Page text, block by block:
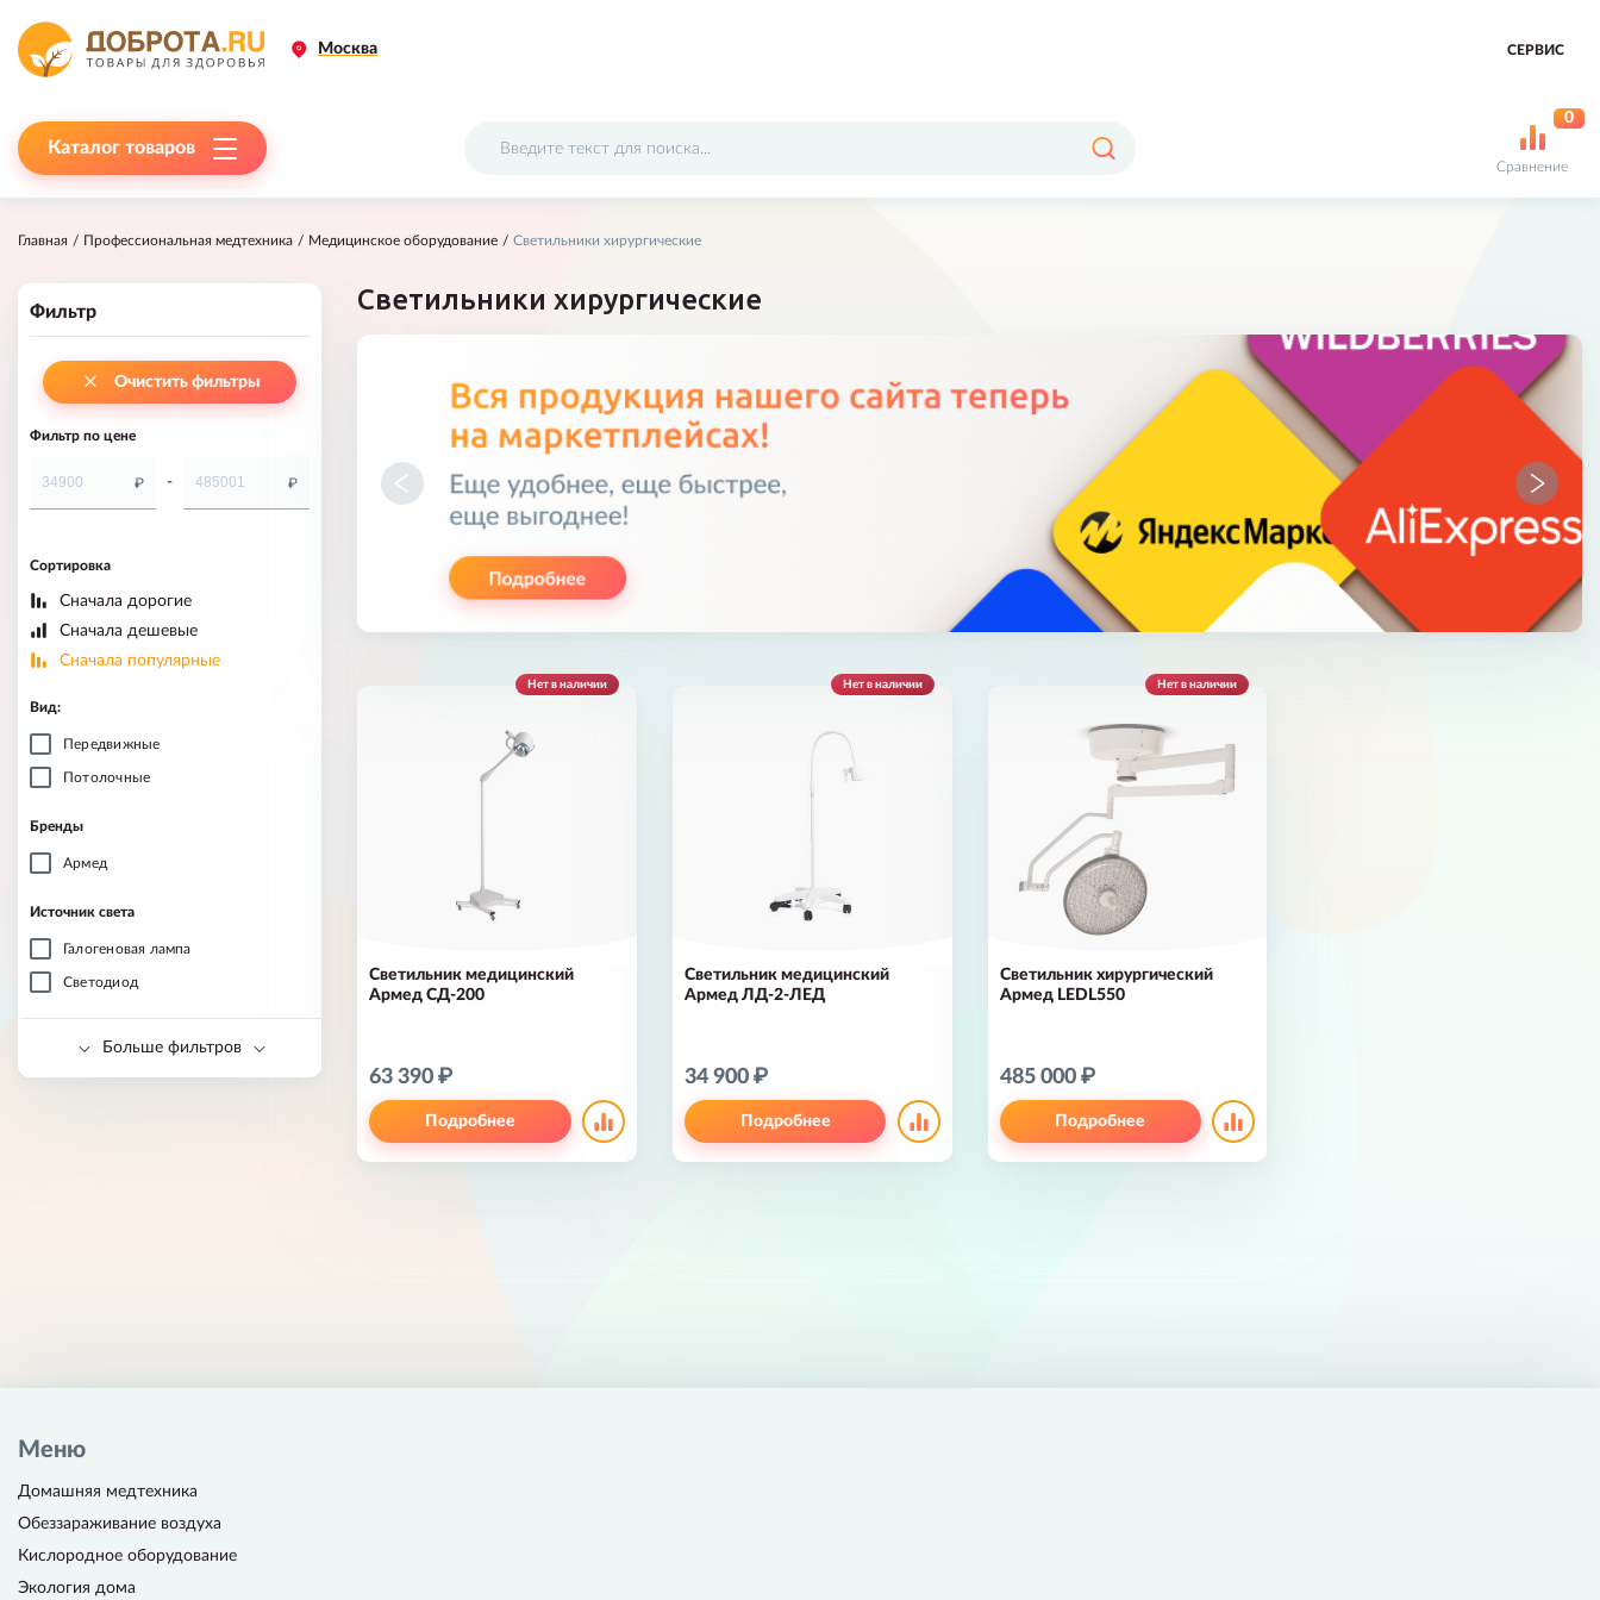
Москва СЕРВИС
Каталог товаров
Сравнение
0
Главная Профессиональная медтехника Медицинское оборудование Светильники хирургические
Фильтр
Больше фильтров
Очистить фильтры
Фильтр по цене
-
Сортировка
Сначала дорогие
Сначала дешевые
Сначала популярные
Вид:
Передвижные
Потолочные
Бренды
Армед
Источник света
Галогеновая лампа
Светодиод
Светильники хирургические
Светильник медицинский
Армед СД-200
63 390 ₽
Подробнее
Нет в наличии
Светильник медицинский
Армед ЛД-2-ЛЕД
34 900 ₽
Подробнее
Нет в наличии
Светильник хирургический
Армед LEDL550
485 000 ₽
Подробнее
Нет в наличии
Меню
Домашняя медтехника
Обеззараживание воздуха
Кислородное оборудование
Экология дома